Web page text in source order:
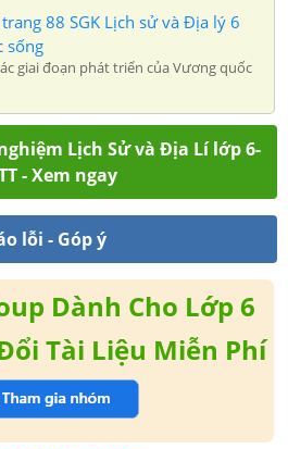
88 SGK Lịch sử và Địa lý 6
sống
giai đoạn phát triển của Vương quốc
Lịch Sử và Địa Lí lớp 6-
- Xem ngay
lỗi - Góp ý
Dành Cho Lớp 6
Tài Liệu Miễn Phí